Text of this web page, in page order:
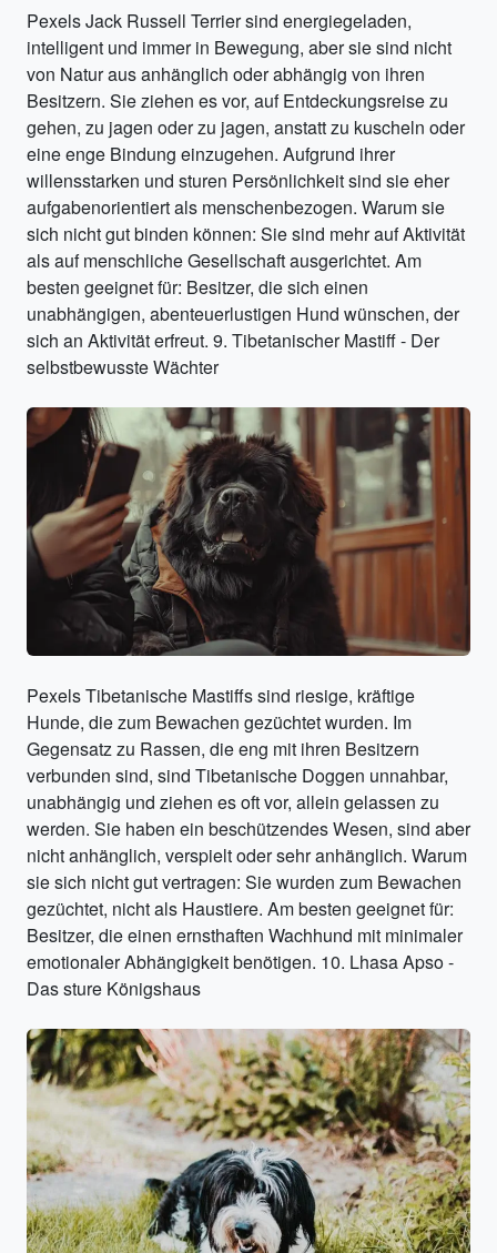
Pexels Jack Russell Terrier sind energiegeladen,
intelligent und immer in Bewegung, aber sie sind nicht
von Natur aus anhänglich oder abhängig von ihren
Besitzern. Sie ziehen es vor, auf Entdeckungsreise zu
gehen, zu jagen oder zu jagen, anstatt zu kuscheln oder
eine enge Bindung einzugehen. Aufgrund ihrer
willensstarken und sturen Persönlichkeit sind sie eher
aufgabenorientiert als menschenbezogen. Warum sie
sich nicht gut binden können: Sie sind mehr auf Aktivität
als auf menschliche Gesellschaft ausgerichtet. Am
besten geeignet für: Besitzer, die sich einen
unabhängigen, abenteuerlustigen Hund wünschen, der
sich an Aktivität erfreut. 9. Tibetanischer Mastiff - Der
selbstbewusste Wächter
Pexels Tibetanische Mastiffs sind riesige, kräftige
Hunde, die zum Bewachen gezüchtet wurden. Im
Gegensatz zu Rassen, die eng mit ihren Besitzern
verbunden sind, sind Tibetanische Doggen unnahbar,
unabhängig und ziehen es oft vor, allein gelassen zu
werden. Sie haben ein beschützendes Wesen, sind aber
nicht anhänglich, verspielt oder sehr anhänglich. Warum
sie sich nicht gut vertragen: Sie wurden zum Bewachen
gezüchtet, nicht als Haustiere. Am besten geeignet für:
Besitzer, die einen ernsthaften Wachhund mit minimaler
emotionaler Abhängigkeit benötigen. 10. Lhasa Apso -
Das sture Königshaus